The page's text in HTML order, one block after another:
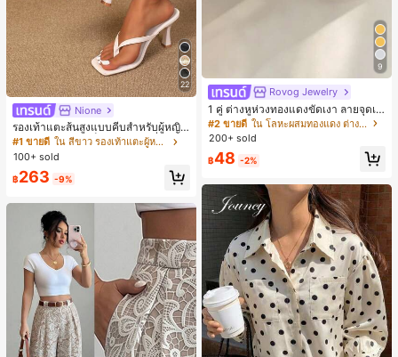
22
Nione
รองเท้าแตะส้นสูงแบบคีบสำหรับผู้หญิง
สไตล์คลาสสิก สีบล็อก สไตล์แฟรี่ฤดูร้อ
น ส้นเข็ม รองเท้าแตะแบบคีบ รองเท้าแ
ตะชายหาดแฟชั่นสายไขว้ รองเท้าผู้ห
ญิง สำหรับออฟฟิศ บ้าน กลางแจ้ง ดีไซ
น์หัวเหลี่ยม ชิคและหรูหรา สำหรับเดทไ
นท์
#1 ขายดี
ใน สีขาว รองเท้าแตะผู้หญิง
100+ sold
฿263 -9%
9
Rovog Jewelry
1 คู่ ต่างหูห่วงทองแดงขัดเงา ลายจุดเร
ขาคณิตสไตล์มินิมอล เหมาะสำหรับสว
มใส่ประจำวันแบบสบายๆ สำหรับผู้หญิง
#2 ขายดี
ใน โลหะผสมทองแดง ต่างหูผู้หญิง
200+ sold
฿48 -2%